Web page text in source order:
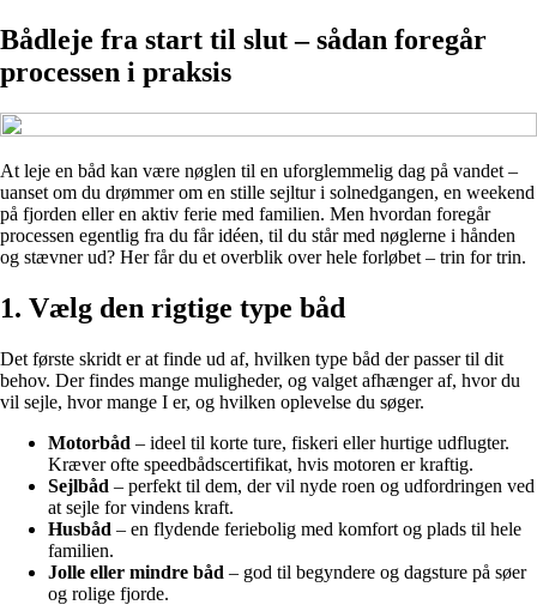
Bådleje fra start til slut – sådan foregår
processen i praksis
At leje en båd kan være nøglen til en uforglemmelig dag på vandet –
uanset om du drømmer om en stille sejltur i solnedgangen, en weekend
på fjorden eller en aktiv ferie med familien. Men hvordan foregår
processen egentlig fra du får idéen, til du står med nøglerne i hånden
og stævner ud? Her får du et overblik over hele forløbet – trin for trin.
1. Vælg den rigtige type båd
Det første skridt er at finde ud af, hvilken type båd der passer til dit
behov. Der findes mange muligheder, og valget afhænger af, hvor du
vil sejle, hvor mange I er, og hvilken oplevelse du søger.
Motorbåd – ideel til korte ture, fiskeri eller hurtige udflugter.
Kræver ofte speedbådscertifikat, hvis motoren er kraftig.
Sejlbåd – perfekt til dem, der vil nyde roen og udfordringen ved
at sejle for vindens kraft.
Husbåd – en flydende feriebolig med komfort og plads til hele
familien.
Jolle eller mindre båd – god til begyndere og dagsture på søer
og rolige fjorde.